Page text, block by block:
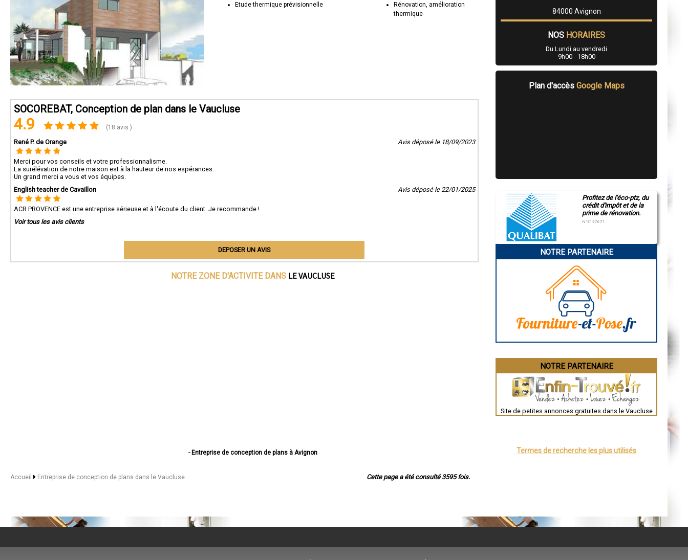
Etude thermique prévisionnelle
Rénovation, amélioration
thermique
SOCOREBAT, Conception de plan dans le Vaucluse
4.9 (18 avis )
René P. de Orange Avis déposé le 18/09/2023
Merci pour vos conseils et votre professionnalisme.
La surélévation de notre maison est à la hauteur de nos espérances.
Un grand merci a vous et vos équipes.
English teacher de Cavaillon
Avis déposé le 22/01/2025
ACR PROVENCE est une entreprise sérieuse et à l'écoute du client. Je recommande !
Voir tous les avis clients
DEPOSER UN AVIS
NOTRE ZONE D'ACTIVITE DANS LE VAUCLUSE
- Entreprise de conception de plans à Avignon
- Entreprise de conception de plans à Le Pontet
- Entreprise de conception de plans à Bollène
Cette page a été consulté 3595 fois.
Accueil Entreprise de conception de plans dans le Vaucluse
84000 Avignon
NOS HORAIRES
Du Lundi au vendredi
9h00 - 18h00
Plan d'accès Google Maps
Profitez de l'éco-ptz, du
crédit d'impôt et de la
prime de rénovation.
N°E157671
NOTRE PARTENAIRE
NOTRE PARTENAIRE
Site de petites annonces gratuites dans le Vaucluse
Termes de recherche les plus utilisés